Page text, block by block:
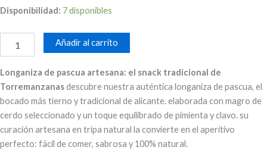
Disponibilidad: 7 disponibles
Longaniza
pascua
cantidad
Añadir al carrito
Longaniza de pascua artesana: el snack tradicional de
Torremanzanasdescubre nuestra auténtica longaniza de pascua, el
bocado más tierno y tradicional de alicante. elaborada con magro de
cerdo seleccionado y un toque equilibrado de pimienta y clavo. su
curación artesana en tripa natural la convierte en el aperitivo
perfecto: fácil de comer, sabrosa y 100% natural.